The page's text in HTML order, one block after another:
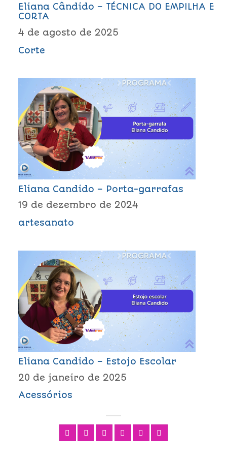
Eliana Cândido – TÉCNICA DO EMPILHA E
CORTA
4 de agosto de 2025
Corte
Eliana Candido – Porta-garrafas
19 de dezembro de 2024
artesanato
Eliana Candido – Estojo Escolar
20 de janeiro de 2025
Acessórios